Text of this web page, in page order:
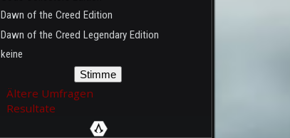
Dawn of the Creed Edition
Dawn of the Creed Legendary Edition
keine
Ältere Umfragen
Resultate